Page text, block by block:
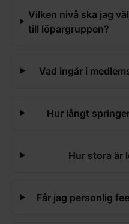
Vilken nivå ska jag
till löpargruppen?
Vad ingår i
Hur långt
Hur stora är
Får jag personlig